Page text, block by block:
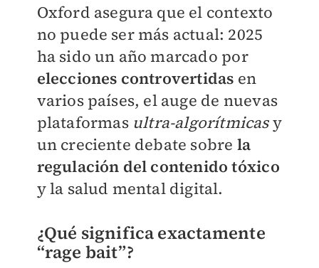
Oxford asegura que el contexto
no puede ser más actual: 2025
ha sido un año marcado por
elecciones controvertidas en
varios países, el auge de nuevas
plataformas ultra-algorítmicasy
un creciente debate sobre la
regulación del contenido tóxico
y la salud mental digital.
¿Qué significa exactamente
“rage bait”?